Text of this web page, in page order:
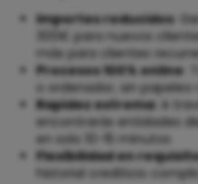
Importes reducidos:
300€ para nuevos
más para clientes
Procesos 100% online
o ordenador, sin
Rapidez extrema: A
encontrarás entidades
en solo 10-15 minutos
Flexibilidad en
historial crediticio